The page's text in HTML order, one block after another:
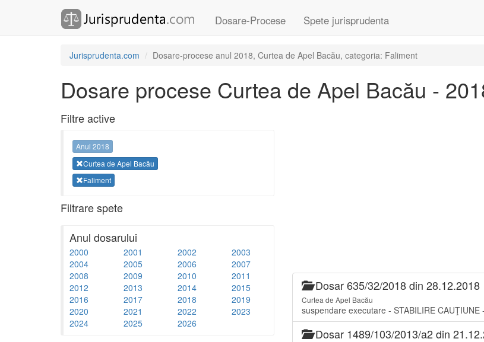
Dosare-Procese Spete jurisprudenta
Jurisprudenta.com Dosare-procese anul 2018, Curtea de Apel Bacău, categoria: Faliment
Dosare procese Curtea de Apel Bacău -
Filtre active
Anul 2018
Curtea de Apel Bacău
Faliment
Filtrare spete
Anul dosarului
2000 2001 2002
2003
2004
2005 2006
2007
2008
2009 2010
2011
2012
2013 2014
2015
2016
2017 2018
2019
2020
2021 2022
2023
2024
2025 2026
Dosar 635/32/2018 din 28.12.2018
Curtea de Apel Bacău
suspendare executare - STABILIRE
Dosar 1489/103/2013/a2 din